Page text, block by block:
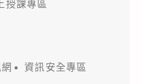
授課專區
資訊安全專區